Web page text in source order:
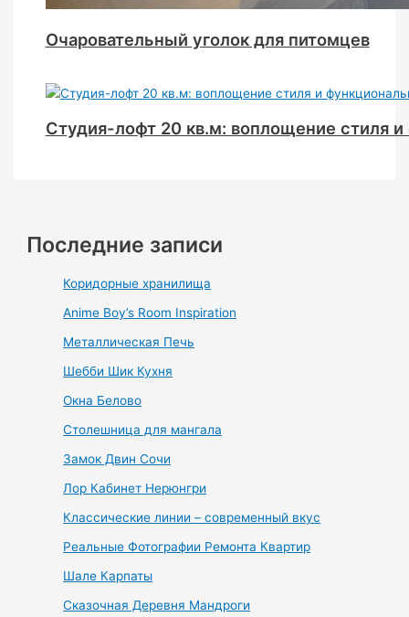
Очаровательный уголок для питомцев
Студия-лофт 20 кв.м: воплощение стиля
Последние записи
Коридорные хранилища
Anime Boy’s Room Inspiration
Металлическая Печь
Шебби Шик Кухня
Окна Белово
Столешница для мангала
Замок Двин Сочи
Лор Кабинет Нерюнгри
Классические линии – современный вкус
Реальные Фотографии Ремонта Квартир
Шале Карпаты
Сказочная Деревня Мандроги